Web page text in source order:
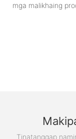
mga malikhaing
Tinatanggap